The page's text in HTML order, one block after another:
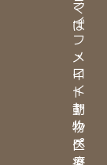
く
ば
・
ロ
イ
ヤ
ル
ペ
ッ
イ
フ
メ
イ
ト
動
物
医
療